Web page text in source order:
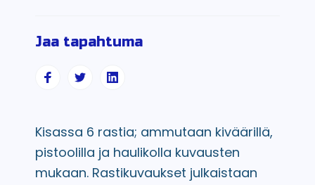
Jaa tapahtuma
Kisassa 6 rastia; ammutaan kiväärillä,
pistoolilla ja haulikolla kuvausten
mukaan. Rastikuvaukset julkaistaan